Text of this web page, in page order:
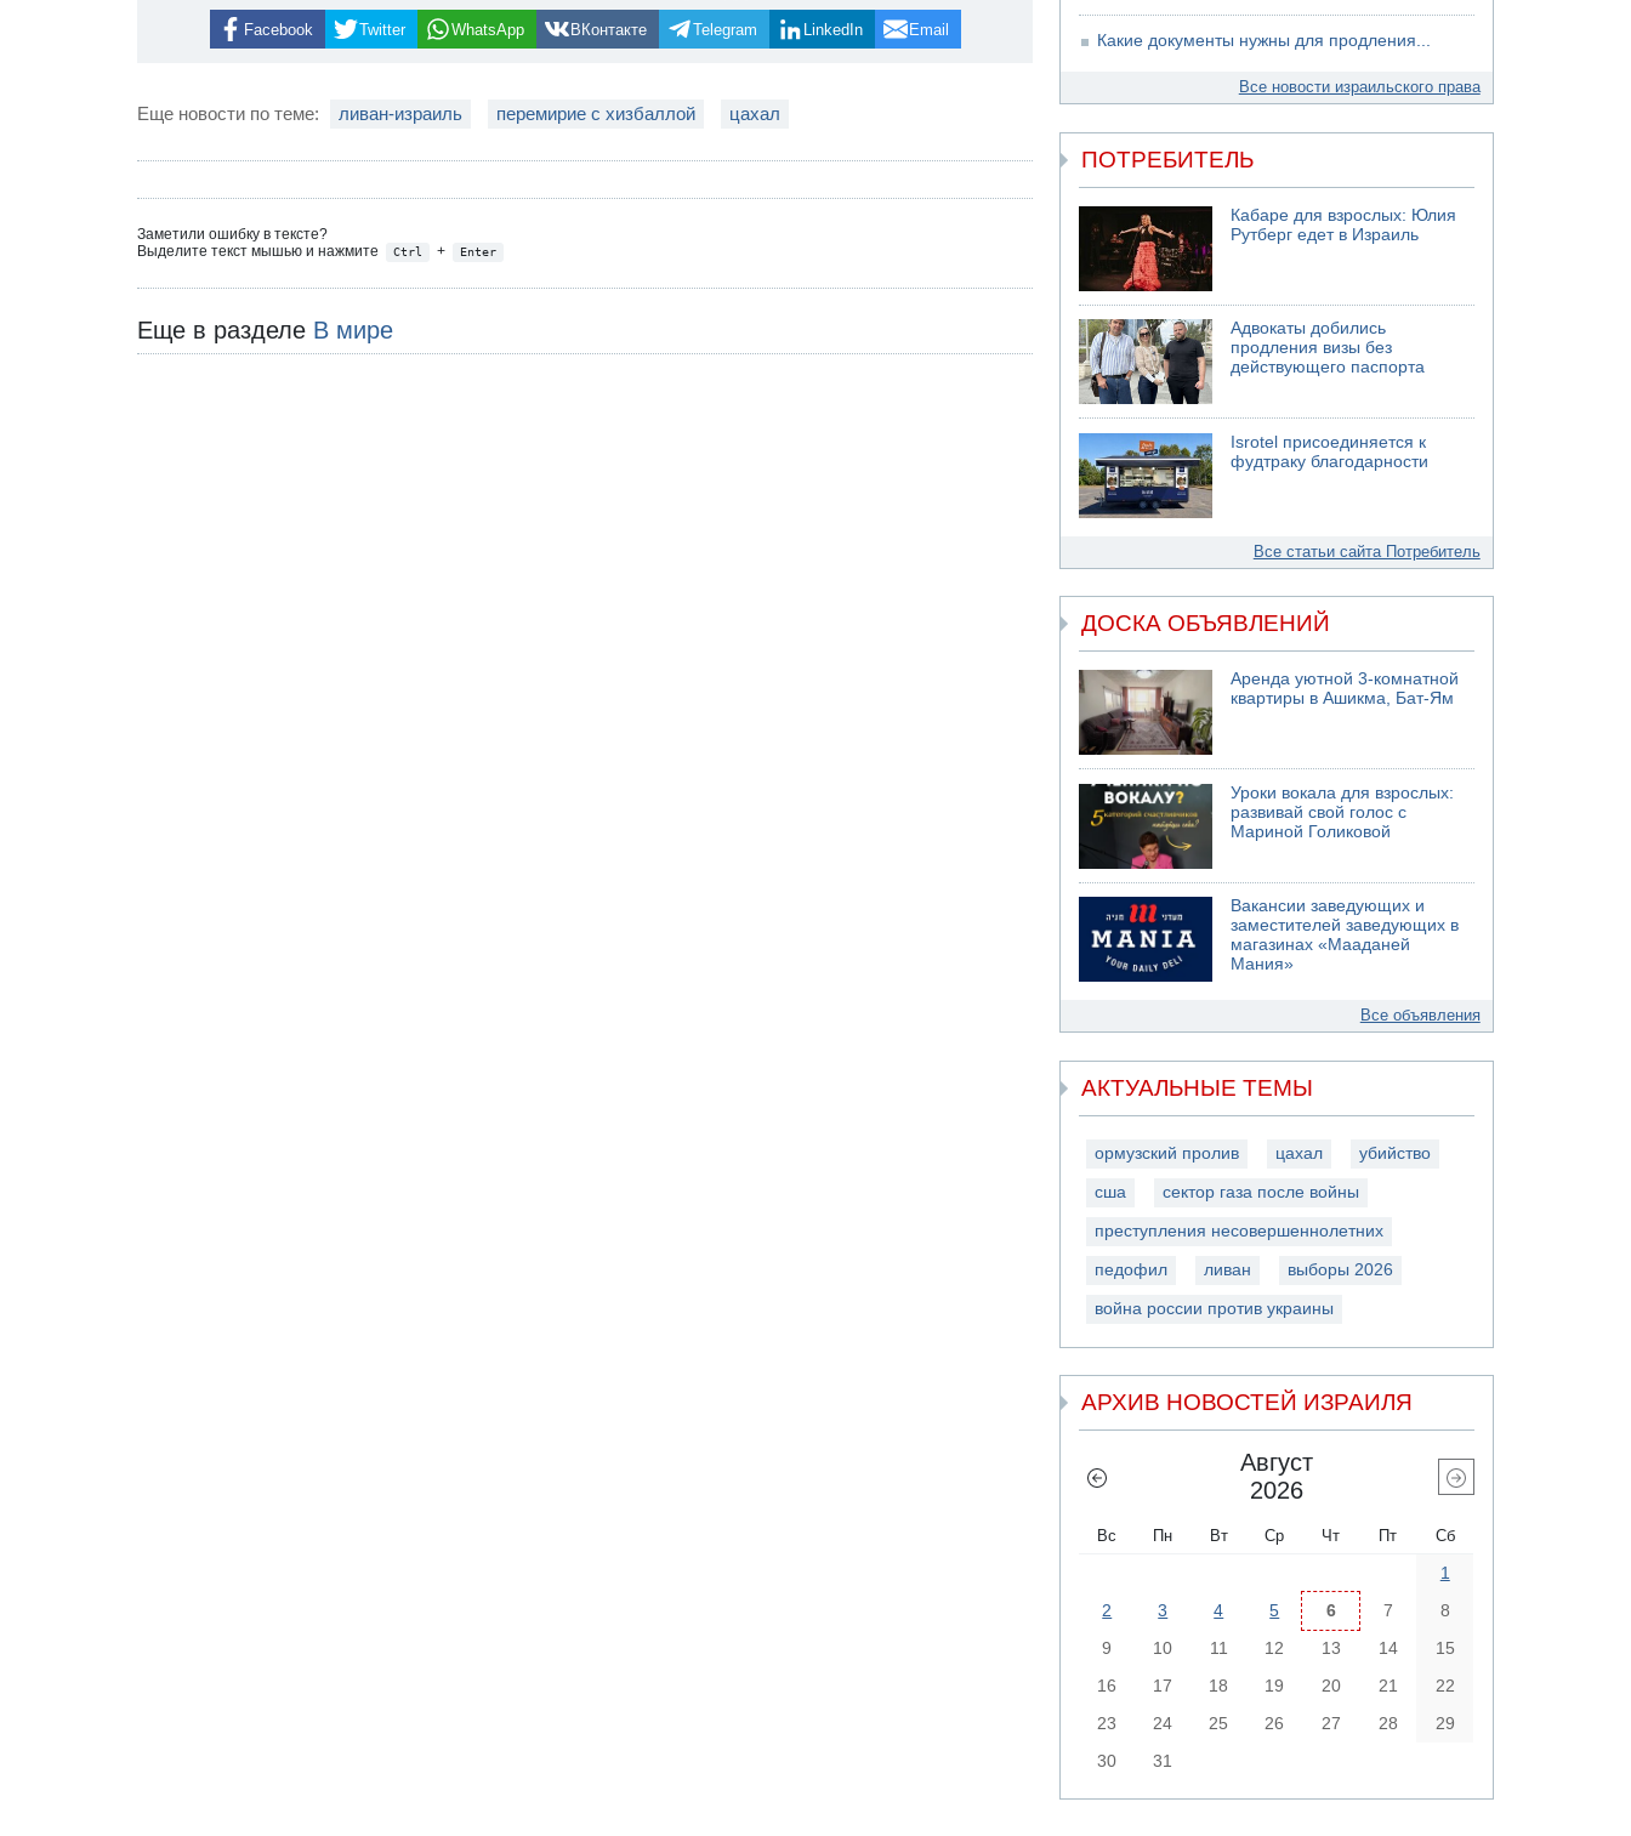
Facebook Twitter WhatsApp ВКонтакте Telegram LinkedIn Email
Еще новости по теме: ливан-израиль перемирие с хизбаллой цахал
Заметили ошибку в тексте?
Выделите текст мышью и нажмите
Ctrl + Enter
Еще в разделе В мире
Какие документы нужны для продления...
Все новости израильского права
ПОТРЕБИТЕЛЬ
Кабаре для взрослых: Юлия
Рутберг едет в Израиль
Адвокаты добились
продления визы без
действующего паспорта
Isrotel присоединяется к
фудтраку благодарности
Все статьи сайта Потребитель
ДОСКА ОБЪЯВЛЕНИЙ
Аренда уютной 3-комнатной
квартиры в Ашикма, Бат-Ям
Уроки вокала для взрослых:
развивай свой голос с
Мариной Голиковой
Вакансии заведующих и
заместителей заведующих в
магазинах «Мааданей
Мания»
Все объявления
АКТУАЛЬНЫЕ ТЕМЫ
ормузский пролив цахал убийство
сша сектор газа после войны
преступления несовершеннолетних
педофил ливан выборы 2026
война россии против украины
АРХИВ НОВОСТЕЙ ИЗРАИЛЯ
Август
2026
Вс Пн Вт Ср Чт Пт Сб
1
2
3 4 5 6 7
8
9
10 11 12 13 14
15
16
17 18 19 20 21
22
23
24 25 26 27 28
29
30
31